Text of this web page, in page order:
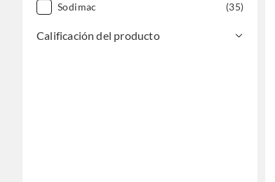
Sodimac
(35)
Calificación del producto